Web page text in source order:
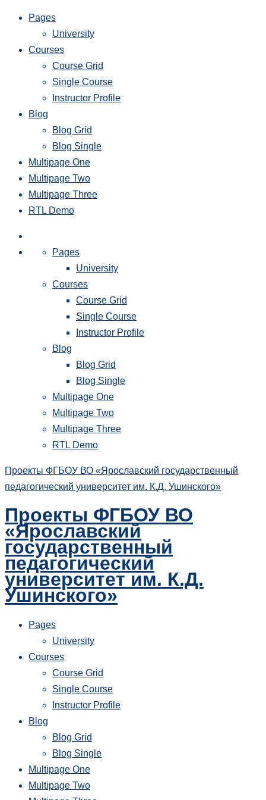
Pages
University
Courses
Course Grid
Single Course
Instructor Profile
Blog
Blog Grid
Blog Single
Multipage One
Multipage Two
Multipage Three
RTL Demo
Pages
University
Courses
Course Grid
Single Course
Instructor Profile
Blog
Blog Grid
Blog Single
Multipage One
Multipage Two
Multipage Three
RTL Demo
Проекты ФГБОУ ВО «Ярославский государственный
педагогический университет им. К.Д. Ушинского»
Проекты ФГБОУ ВО
«Ярославский
государственный
педагогический
университет им. К.Д.
Ушинского»
Pages
University
Courses
Course Grid
Single Course
Instructor Profile
Blog
Blog Grid
Blog Single
Multipage One
Multipage Two